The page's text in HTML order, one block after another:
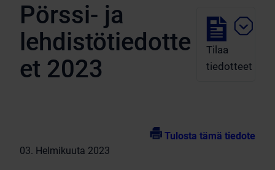
Pörssi- ja
lehdistötiedotte
et 2023
Tilaa
tiedotteet
Tulosta tämä tiedote
03. Helmikuuta 2023